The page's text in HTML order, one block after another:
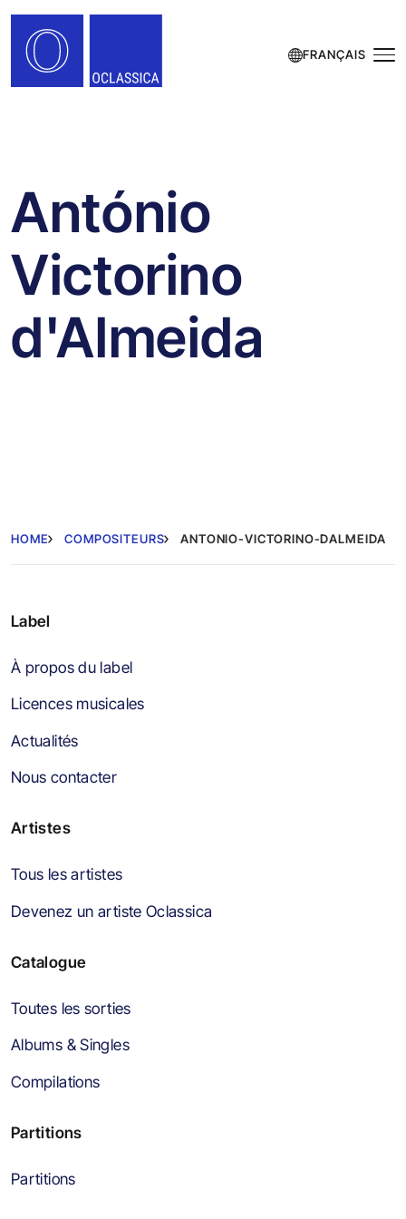
FRANÇAIS
António
Victorino
d'Almeida
HOME COMPOSITEURS ANTONIO-VICTORINO-DALMEIDA
Label
À propos du label
Licences musicales
Actualités
Nous contacter
Artistes
Tous les artistes
Devenez un artiste Oclassica
Catalogue
Toutes les sorties
Albums & Singles
Compilations
Partitions
Partitions